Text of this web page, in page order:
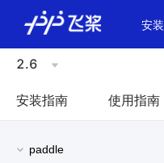
安装
2.6
安装指南 使用指南
paddle